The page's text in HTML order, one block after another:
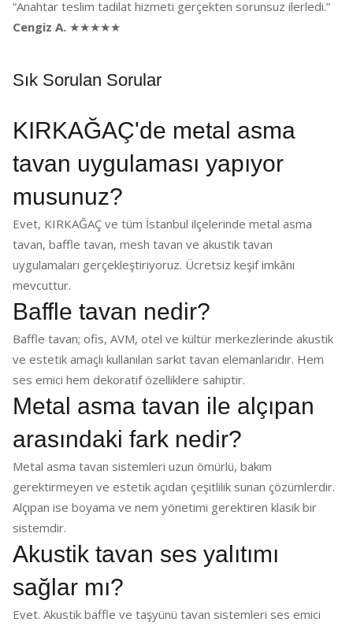
“Anahtar teslim tadilat hizmeti gerçekten sorunsuz ilerledi.”
Cengiz A. ★★★★★
Sık Sorulan Sorular
KIRKAĞAÇ'de metal asma
tavan uygulaması yapıyor
musunuz?
Evet, KIRKAĞAÇ ve tüm İstanbul ilçelerinde metal asma
tavan, baffle tavan, mesh tavan ve akustik tavan
uygulamaları gerçekleştiriyoruz. Ücretsiz keşif imkânı
mevcuttur.
Baffle tavan nedir?
Baffle tavan; ofis, AVM, otel ve kültür merkezlerinde akustik
ve estetik amaçlı kullanılan sarkıt tavan elemanlarıdır. Hem
ses emici hem dekoratif özelliklere sahiptir.
Metal asma tavan ile alçıpan
arasındaki fark nedir?
Metal asma tavan sistemleri uzun ömürlü, bakım
gerektirmeyen ve estetik açıdan çeşitlilik sunan çözümlerdir.
Alçıpan ise boyama ve nem yönetimi gerektiren klasik bir
sistemdir.
Akustik tavan ses yalıtımı
sağlar mı?
Evet. Akustik baffle ve taşyünü tavan sistemleri ses emici